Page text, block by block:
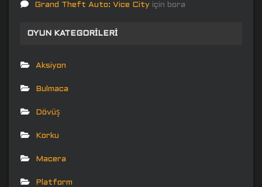
Grand Theft Auto: Vice City için bora
OYUN KATEGORILERI
Aksiyon
Bulmaca
Dövüş
Korku
Macera
Platform